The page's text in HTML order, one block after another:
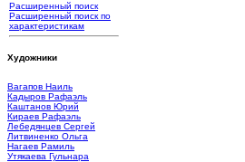
Расширенный поиск
Расширенный поиск по
характеристикам
Художники
Вагапов Наиль
Кадыров Рафаэль
Каштанов Юрий
Кираев Рафаэль
Лебедянцев Сергей
Литвиненко Ольга
Нагаев Рамиль
Утякаева Гульнара